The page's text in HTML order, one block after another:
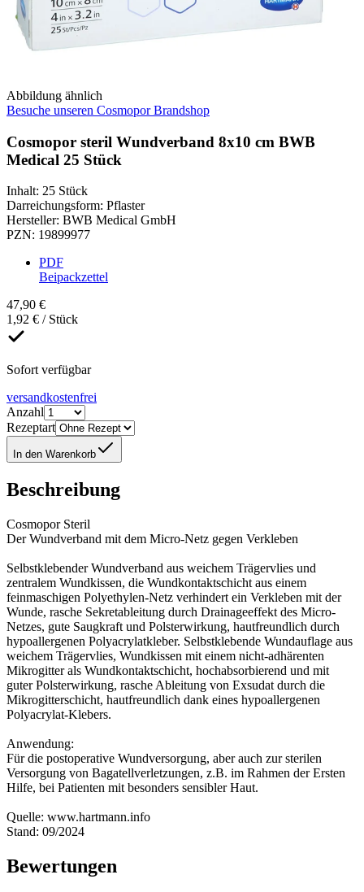
Abbildung ähnlich
Besuche unseren Cosmopor Brandshop
Cosmopor steril Wundverband 8x10 cm BWB
Medical 25 Stück
Inhalt: 25 Stück
Darreichungsform: Pflaster
Hersteller: BWB Medical GmbH
PZN: 19899977
PDF
Beipackzettel
47,90 €
1,92 € / Stück
Sofort verfügbar
versandkostenfrei
Anzahl
Rezeptart
In den Warenkorb
Beschreibung
Cosmopor Steril
Der Wundverband mit dem Micro-Netz gegen Verkleben
Selbstklebender Wundverband aus weichem Trägervlies und
zentralem Wundkissen, die Wundkontaktschicht aus einem
feinmaschigen Polyethylen-Netz verhindert ein Verkleben mit der
Wunde, rasche Sekretableitung durch Drainageeffekt des Micro-
Netzes, gute Saugkraft und Polsterwirkung, hautfreundlich durch
hypoallergenen Polyacrylatkleber. Selbstklebende Wundauflage aus
weichem Trägervlies, Wundkissen mit einem nicht-adhärenten
Mikrogitter als Wundkontaktschicht, hochabsorbierend und mit
guter Polsterwirkung, rasche Ableitung von Exsudat durch die
Mikrogitterschicht, hautfreundlich dank eines hypoallergenen
Polyacrylat-Klebers.
Anwendung:
Für die postoperative Wundversorgung, aber auch zur sterilen
Versorgung von Bagatellverletzungen, z.B. im Rahmen der Ersten
Hilfe, bei Patienten mit besonders sensibler Haut.
Quelle: www.hartmann.info
Stand: 09/2024
Bewertungen